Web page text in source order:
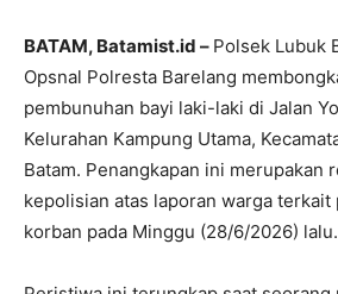
BATAM, Batamist.id – Polsek Lubuk
Opsnal Polresta Barelang
pembunuhan bayi laki-laki di Jalan
Kelurahan Kampung Utama,
Batam. Penangkapan ini merupakan
kepolisian atas laporan warga terkait
korban pada Minggu (28/6/2026) lalu.